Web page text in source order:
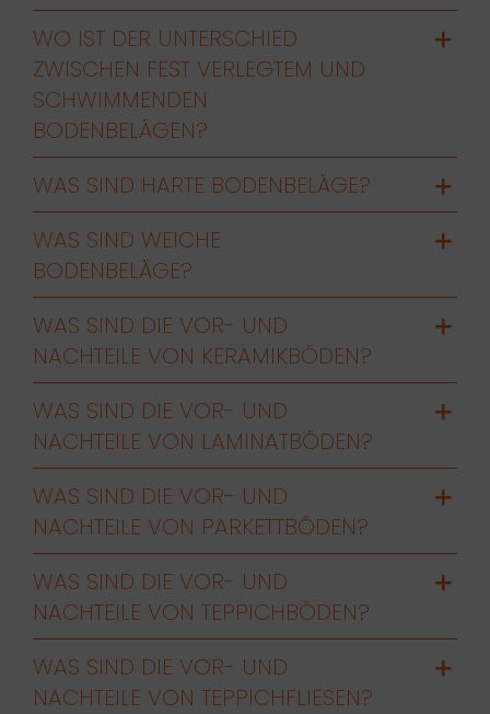
WO IST DER UNTERSCHIED
ZWISCHEN FEST VERLEGTEM UND
SCHWIMMENDEN
BODENBELÄGEN?
WAS SIND HARTE BODENBELÄGE?
WAS SIND WEICHE
BODENBELÄGE?
WAS SIND DIE VOR- UND
NACHTEILE VON KERAMIKBÖDEN?
WAS SIND DIE VOR- UND
NACHTEILE VON LAMINATBÖDEN?
WAS SIND DIE VOR- UND
NACHTEILE VON PARKETTBÖDEN?
WAS SIND DIE VOR- UND
NACHTEILE VON TEPPICHBÖDEN?
WAS SIND DIE VOR- UND
NACHTEILE VON TEPPICHFLIESEN?